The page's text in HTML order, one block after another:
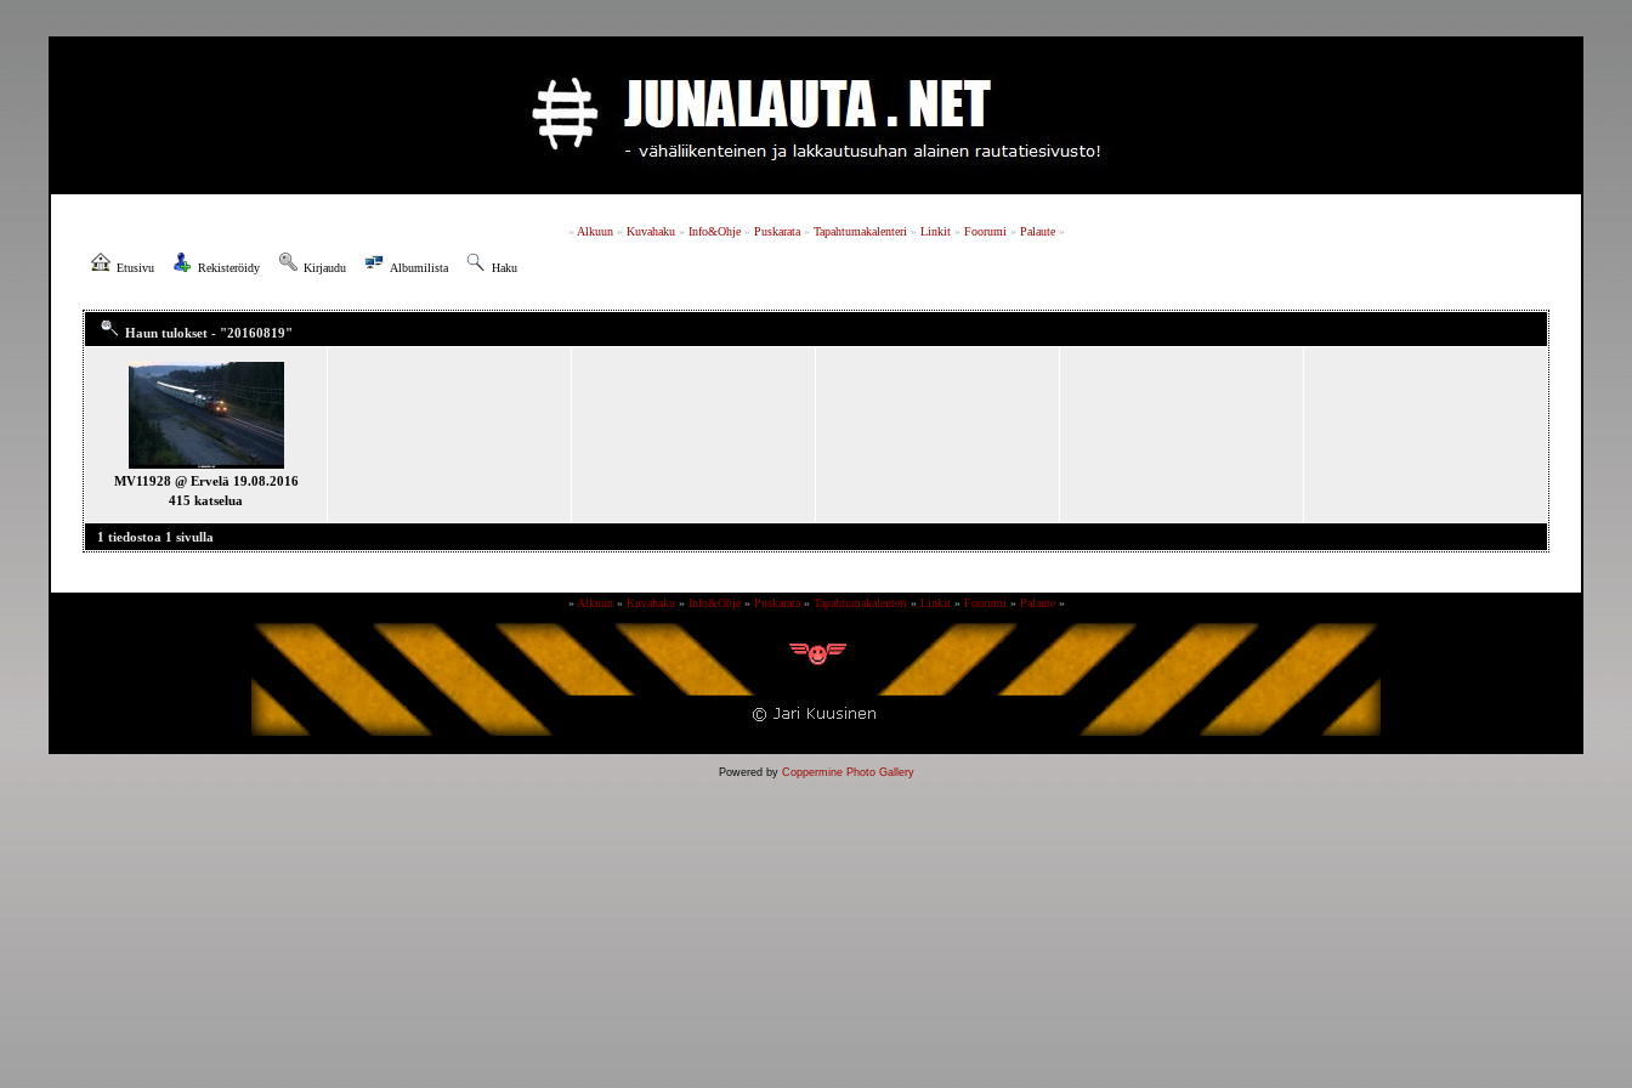
» Alkuun» Kuvahaku» Info&Ohje» Puskarata» Tapahtumakalenteri » Linkit» Foorumi » Palaute»
Etusivu Rekisteröidy Kirjaudu Albumilista Haku
Haun tulokset - "20160819"
MV11928 @ Ervelä 19.08.2016
415 katselua
1 tiedostoa 1 sivulla
» Alkuun» Kuvahaku» Info&Ohje» Puskarata» Tapahtumakalenteri » Linkit» Foorumi » Palaute»
Powered by Coppermine Photo Gallery